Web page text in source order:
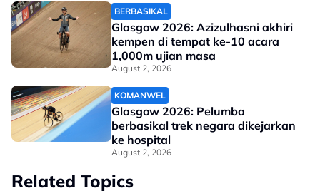
BERBASIKAL
Glasgow 2026: Azizulhasni akhiri
kempen di tempat ke-10 acara
1,000m ujian masa
August 2, 2026
KOMANWEL
Glasgow 2026: Pelumba
berbasikal trek negara dikejarkan
ke hospital
August 2, 2026
Related Topics